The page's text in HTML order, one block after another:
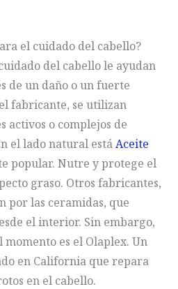
el cuidado del cabello?
del cabello le ayudan
de un daño o un fuerte
fabricante, se utilizan
activos o complejos de
el lado natural estáAceite
popular. Nutre y protege el
graso. Otros fabricantes,
por las ceramidas, que
el interior. Sin embargo,
es el Olaplex. Un
en California que repara
en el cabello.